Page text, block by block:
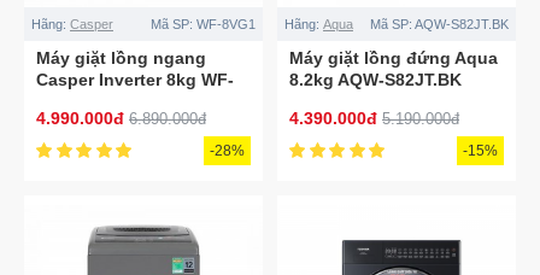
Hãng: Casper Mã SP: WF-8VG1
Máy giặt lồng ngang
Casper Inverter 8kg WF-
4.990.000đ 6.890.000đ
-28%
Hãng: Aqua Mã SP: AQW-S82JT.BK
Máy giặt lồng đứng Aqua
8.2kg AQW-S82JT.BK
4.390.000đ 5.190.000đ
-15%